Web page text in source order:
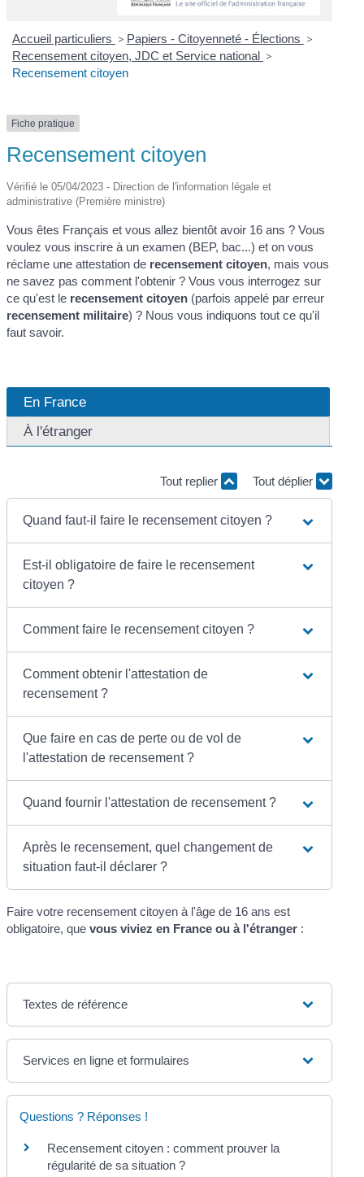
Accueil particuliers > Papiers - Citoyenneté - Élections >
Recensement citoyen, JDC et Service national >
Recensement citoyen
Fiche pratique
Recensement citoyen
Vérifié le 05/04/2023 - Direction de l'information légale et
administrative (Première ministre)
Vous êtes Français et vous allez bientôt avoir 16 ans ? Vous
voulez vous inscrire à un examen (BEP, bac...) et on vous
réclame une attestation de recensement citoyen, mais vous
ne savez pas comment l'obtenir ? Vous vous interrogez sur
ce qu'est le recensement citoyen (parfois appelé par erreur
recensement militaire) ? Nous vous indiquons tout ce qu'il
faut savoir.
En France
À l'étranger
Tout replier Tout déplier
Quand faut-il faire le recensement citoyen ?
Est-il obligatoire de faire le recensement
citoyen ?
Comment faire le recensement citoyen ?
Comment obtenir l'attestation de
recensement ?
Que faire en cas de perte ou de vol de
l'attestation de recensement ?
Quand fournir l'attestation de recensement ?
Après le recensement, quel changement de
situation faut-il déclarer ?
Faire votre recensement citoyen à l'âge de 16 ans est
obligatoire, quevous viviez en France ou à l'étranger :
Textes de référence
Services en ligne et formulaires
Questions ? Réponses !
Recensement citoyen : comment prouver la
régularité de sa situation ?